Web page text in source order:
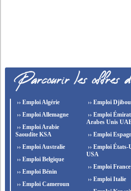
›› Emploi Algérie
›› Emploi Allemagne
›› Emploi Arabie
Saoudite KSA
›› Emploi Australie
›› Emploi Belgique
›› Emploi Bénin
›› Emploi Cameroun
›› Emploi
›› Emploi
Arabes Unis
›› Emploi
›› Emploi États-
USA
›› Emploi France
›› Emploi Italie